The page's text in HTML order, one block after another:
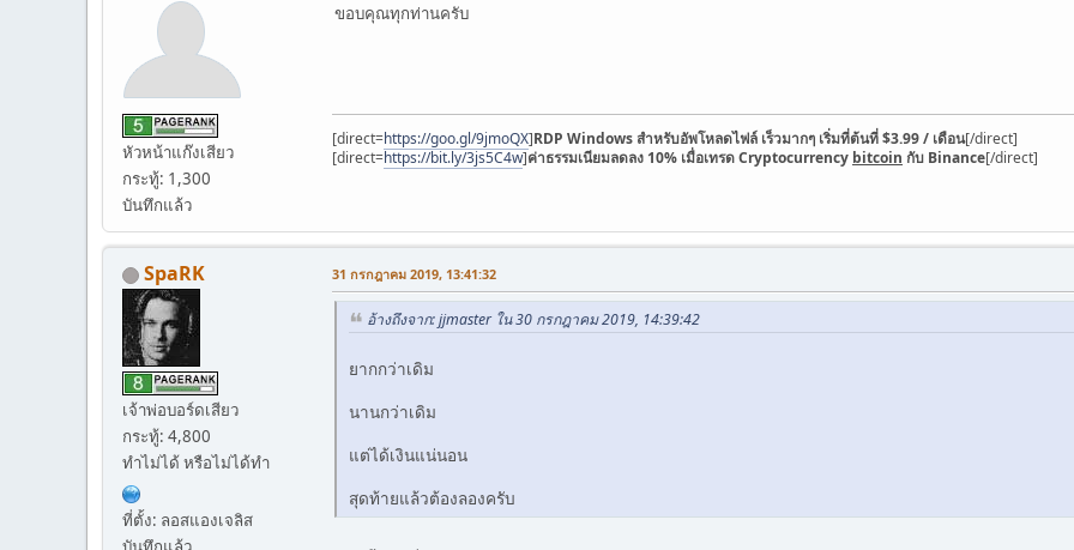
หัวหน้าแก๊งเสียว
กระทู้: 1,300
บันทึกแล้ว
ขอบคุณทุกท่านครับ
[direct=https://goo.gl/9jmoQX]RDP Windows สำหรับอัพโหลดไฟล์ เร็วมากๆ เริ่มที่ต้นที่ $3.99 / เดือน[/direct]
[direct=https://bit.ly/3js5C4w]ค่าธรรมเนียมลดลง 10% เมื่อเทรด Cryptocurrency bitcoin กับ Binance[/direct]
SpaRK
เจ้าพ่อบอร์ดเสียว
กระทู้: 4,800
ทำไม่ได้ หรือไม่ได้ทำ
ที่ตั้ง: ลอสแองเจลิส
31 กรกฎาคม 2019, 13:41:32
อ้างถึงจาก: jjmaster ใน 30 กรกฎาคม 2019, 14:39:42
ยากกว่าเดิม
นานกว่าเดิม
แต่ได้เงินแน่นอน
สุดท้ายแล้วต้องลองครับ